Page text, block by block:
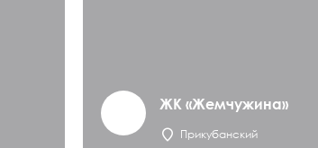
ЖК «Жемчужина»
Прикубанский